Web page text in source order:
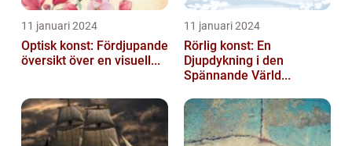
11 januari 2024
Optisk konst: Fördjupande
översikt över en visuell...
11 januari 2024
Rörlig konst: En
Djupdykning i den
Spännande Värld...